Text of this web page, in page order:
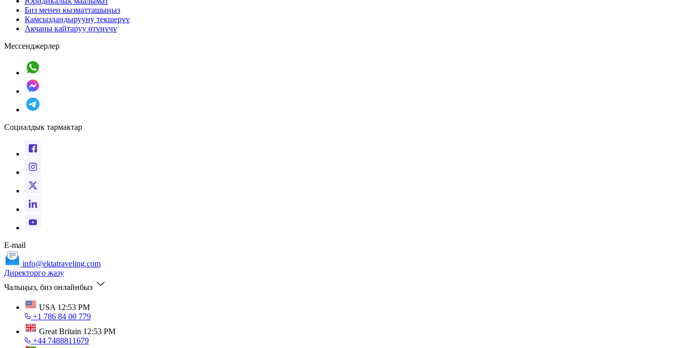
Биз менен кызматташыңыз
Камсыздандырууну текшерүү
Акчаны кайтаруу өтүнүчү
Мессенджерлер
Социалдык тармактар
E-mail
info@ektatraveling.com
Директорго жазу
Чалыңыз, биз онлайнбыз
USA 12:53 PM
+1 786 84 00 779
Great Britain 12:53 PM
+44 7488811679